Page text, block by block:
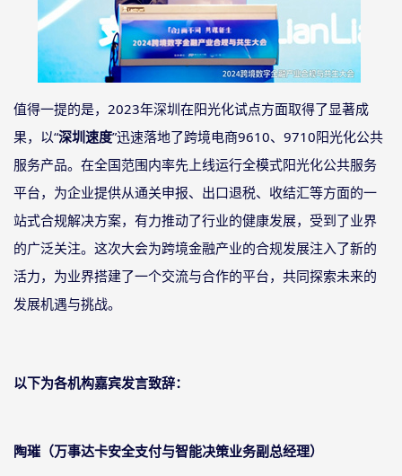
值得一提的是， 2023年深圳在阳光化试点方面取得了显著成
果，以“深圳速度”迅速落地了跨境电商9610、9710阳光化公共
服务产品。在全国范围内率先上线运行全模式阳光化公共服务
平台，为企业提供从通关申报、出口退税、收结汇等方面的一
站式合规解决方案，有力推动了行业的健康发展，受到了业界
的广泛关注。这次大会为跨境金融产业的合规发展注入了新的
活力，为业界搭建了一个交流与合作的平台，共同探索未来的
发展机遇与挑战。
以下为各机构嘉宾发言致辞：
陶璀（万事达卡安全支付与智能决策业务副总经理）